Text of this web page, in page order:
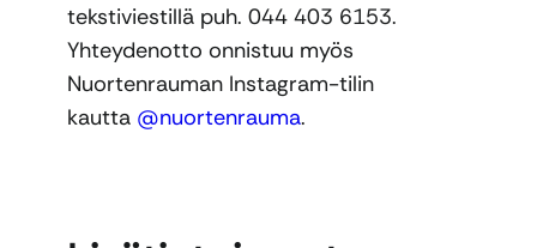
tekstiviestillä puh. 044 403 6153.
Yhteydenotto onnistuu myös
Nuortenrauman Instagram-tilin
kautta @nuortenrauma.